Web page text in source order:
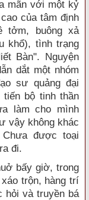
mãn với một kỷ
của tâm định
tởm, buông xả
khổ), tình trạng
Bàn". Nguyện
dắt một nhóm
sư quảng đại
tiến bộ tinh thần
làm cho mình
vậy không khác
được toại
đi.
bấy giờ, trong
trộn, hàng trí
hỏi và truyền bá